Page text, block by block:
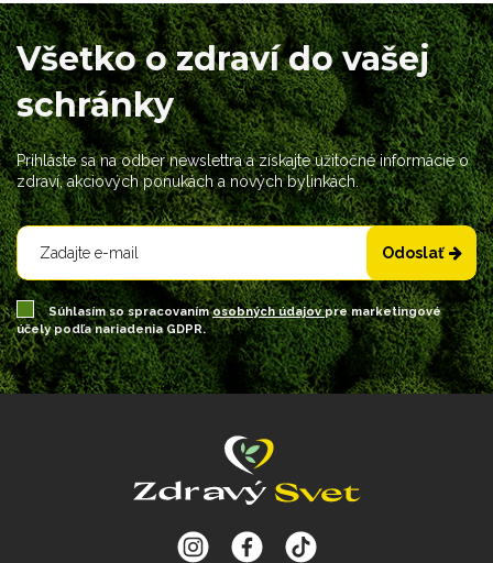
Všetko o zdraví do vašej
schránky
Prihláste sa na odber newslettra a získajte užitočné informácie o
zdraví, akciových ponukách a nových bylinkách.
Odoslať
Súhlasím so spracovanímosobných údajovpre marketingové
účely podľa nariadenia GDPR.